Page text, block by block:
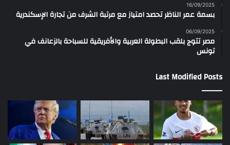
16/09/2025
بسمة عمر الناظر تحصد امتياز مع مرتبة الشرف من تجارة الإسكندرية
06/09/2025
مصر تتوج بلقب البطولة العربية والأفريقية للسباحة بالزعانف في
تونس
Last Modified Posts